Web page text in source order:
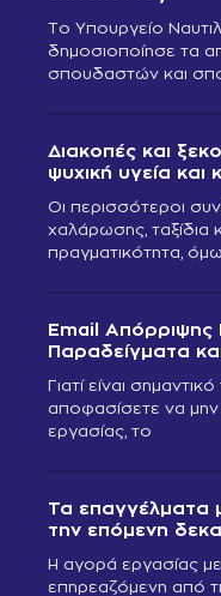
Το Υπουργείο
δημοσιοποίησε τα
σπουδαστών και
Διακοπές και
ψυχική υγεία
Οι περισσότεροι
χαλάρωσης, ταξίδια
πραγματικότητα,
Email Απόρριψης
Παραδείγματα
Γιατί είναι
αποφασίσετε να μην
εργασίας, το
Τα επαγγέλματα
την επόμενη
Η αγορά εργασίας
επηρεαζόμενη από